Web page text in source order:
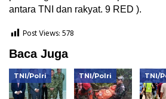
antara TNI dan rakyat. 9 RED ).
Post Views:578
Baca Juga
TNI/Polri TNI/Polri TNI/